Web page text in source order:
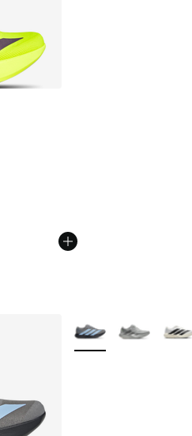
Weitere Farben